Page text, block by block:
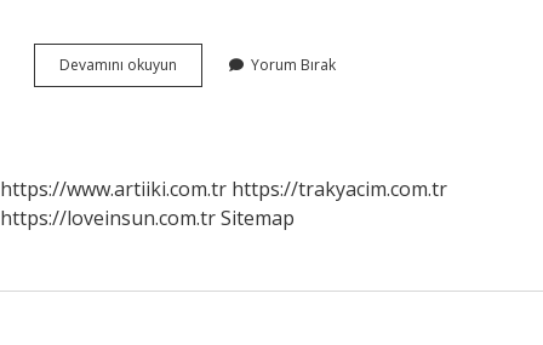
Devamını okuyun Bankacılık
Düzenleme
Yapar
Yorum Bırak
https://www.artiiki.com.tr https://trakyacim.com.tr
https://loveinsun.com.trSitemap